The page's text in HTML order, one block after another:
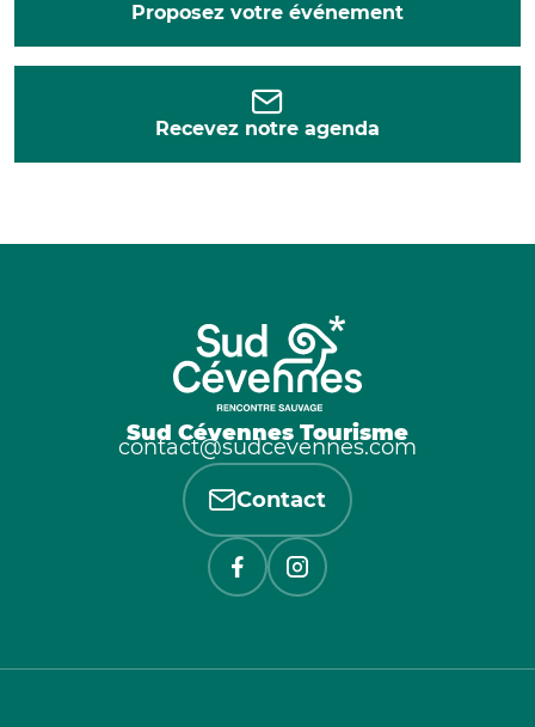
Proposez votre événement
Recevez notre agenda
Sud Cévennes Tourisme
contact@sudcevennes.com
Contact